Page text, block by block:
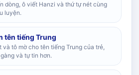
dòng, ô viết Hanzi và thứ tự nét cùng
luyện.
tên tiếng Trung
và tô mờ cho tên tiếng Trung của trẻ,
và tự tin hơn.